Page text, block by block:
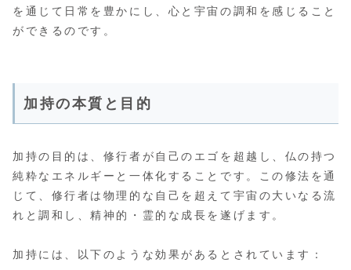
を通じて日常を豊かにし、心と宇宙の調和を感じること
ができるのです。
加持の本質と目的
加持の目的は、修行者が自己のエゴを超越し、仏の持つ
純粋なエネルギーと一体化することです。この修法を通
じて、修行者は物理的な自己を超えて宇宙の大いなる流
れと調和し、精神的・霊的な成長を遂げます。
加持には、以下のような効果があるとされています：